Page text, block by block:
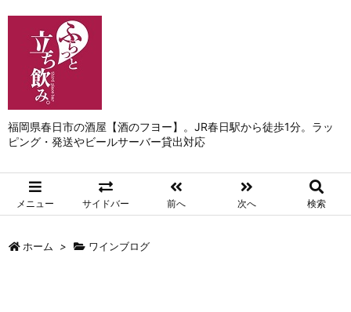
福岡県春日市の酒屋【酒のフヨー】。JR春日駅から徒歩1分。ラッ
ピング・発送やビールサーバー貸出対応
メニュー サイドバー 前へ 次へ 検索
ホーム > ワインブログ